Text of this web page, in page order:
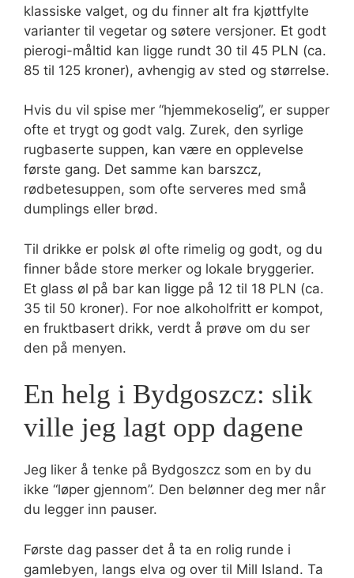
klassiske valget, og du finner alt fra kjøttfylte
varianter til vegetar og søtere versjoner. Et godt
pierogi-måltid kan ligge rundt 30 til 45 PLN (ca.
85 til 125 kroner), avhengig av sted og størrelse.
Hvis du vil spise mer “hjemmekoselig”, er supper
ofte et trygt og godt valg. Zurek, den syrlige
rugbaserte suppen, kan være en opplevelse
første gang. Det samme kan barszcz,
rødbetesuppen, som ofte serveres med små
dumplings eller brød.
Til drikke er polsk øl ofte rimelig og godt, og du
finner både store merker og lokale bryggerier.
Et glass øl på bar kan ligge på 12 til 18 PLN (ca.
35 til 50 kroner). For noe alkoholfritt er kompot,
en fruktbasert drikk, verdt å prøve om du ser
den på menyen.
En helg i Bydgoszcz: slik
ville jeg lagt opp dagene
Jeg liker å tenke på Bydgoszcz som en by du
ikke “løper gjennom”. Den belønner deg mer når
du legger inn pauser.
Første dag passer det å ta en rolig runde i
gamlebyen, langs elva og over til Mill Island. Ta